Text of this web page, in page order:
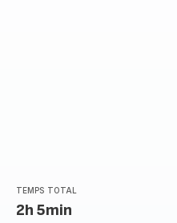
TEMPS TOTAL
2h 5min